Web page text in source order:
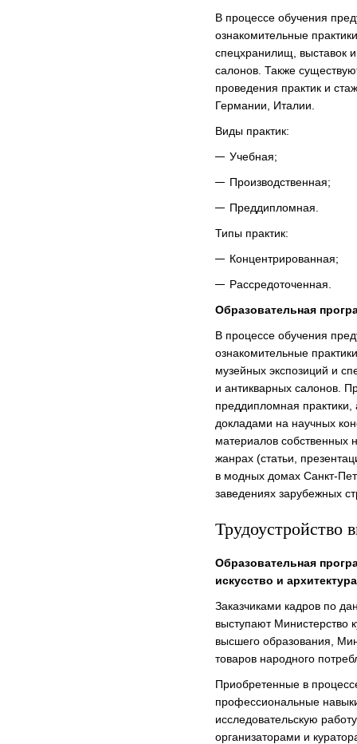
В процессе обучения
ознакомительные
спецхранилищ, выставок
салонов. Также
проведения практик и
Германии, Италии.
Виды практик:
Учебная;
Производственная;
Преддипломная.
Типы практик:
Концентрированная;
Рассредоточенная.
Образовательная
В процессе обучения
ознакомительные
музейных экспозиций и
и антикварных салонов.
преддипломная
докладами на научных
материалов собственных
жанрах (статьи,
в модных домах Санкт-
заведениях зарубежных
Трудоустройство
Образовательная
искусство и
Заказчиками кадров по
выступают Министерство
высшего образования,
товаров народного
Приобретенные в
профессиональные
исследовательскую
организаторами и